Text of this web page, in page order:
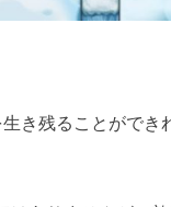
き残ることができ